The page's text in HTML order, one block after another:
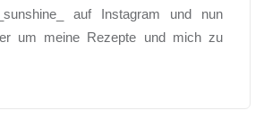
auf Instagram und nun
um meine Rezepte und mich zu